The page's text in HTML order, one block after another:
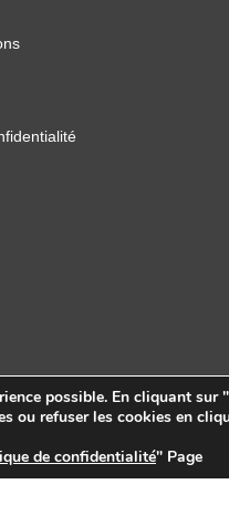
possible. En cliquant
ou refuser les cookies en
de confidentialité" Page